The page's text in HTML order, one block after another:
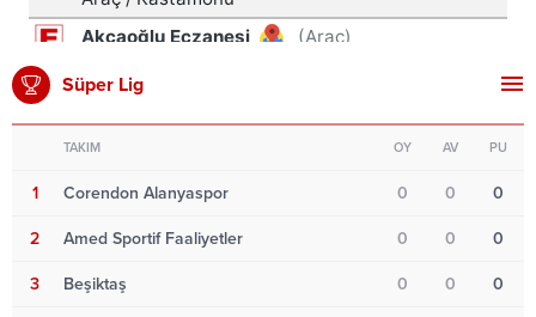
Süper Lig
TAKIM OY AV PU
1 Corendon Alanyaspor 0 0 0
2 Amed Sportif Faaliyetler 0 0 0
3 Beşiktaş 0 0 0